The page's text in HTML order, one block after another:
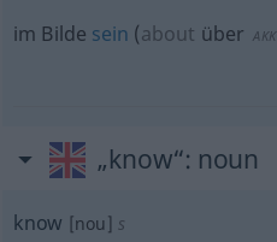
im Bilde sein (about über AKK
„know“: noun
know [nou] s